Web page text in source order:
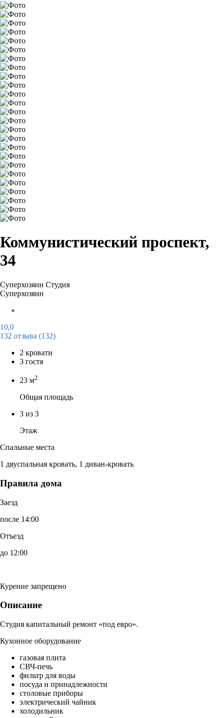
Коммунистический проспект,
34
Суперхозяин Студия
Суперхозяин
10,0
132 отзыва (132)
2 кровати
3 гостя
23 м2
Общая площадь
3 из 3
Этаж
Спальные места
1 двуспальная кровать, 1 диван-кровать
Правила дома
Заезд
после 14:00
Отъезд
до 12:00
Курение запрещено
Описание
Студия капитальный ремонт «под евро».
Кухонное оборудование
газовая плита
СВЧ-печь
фильтр для воды
посуда и принадлежности
столовые приборы
электрический чайник
холодильник